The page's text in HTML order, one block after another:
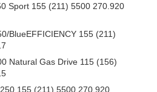
Sport 155 (211) 5500 270.920
BlueEFFICIENCY 155 (211)
Natural Gas Drive 115 (156)
155 (211) 5500 270.920